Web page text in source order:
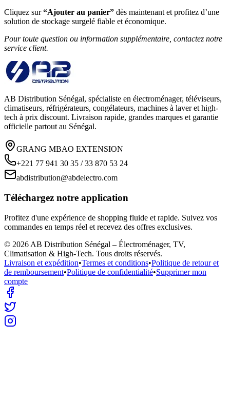
Cliquez sur“Ajouter au panier” dès maintenant et profitez d’une
solution de stockage surgelé fiable et économique.
Pour toute question ou information supplémentaire, contactez notre
service client.
AB Distribution Sénégal, spécialiste en électroménager, téléviseurs,
climatiseurs, réfrigérateurs, congélateurs, machines à laver et high-
tech à prix discount. Livraison rapide, grandes marques et garantie
officielle partout au Sénégal.
GRANG MBAO EXTENSION
+221 77 941 30 35 / 33 870 53 24
abdistribution@abdelectro.com
Téléchargez notre application
Profitez d'une expérience de shopping fluide et rapide. Suivez vos
commandes en temps réel et recevez des offres exclusives.
© 2026 AB Distribution Sénégal – Électroménager, TV,
Climatisation & High-Tech. Tous droits réservés.
Livraison et expédition•Termes et conditions•Politique de retour et
de remboursement•Politique de confidentialité•Supprimer mon
compte